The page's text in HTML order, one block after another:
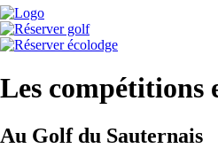
Les compétitions
Au Golf du Sauternais